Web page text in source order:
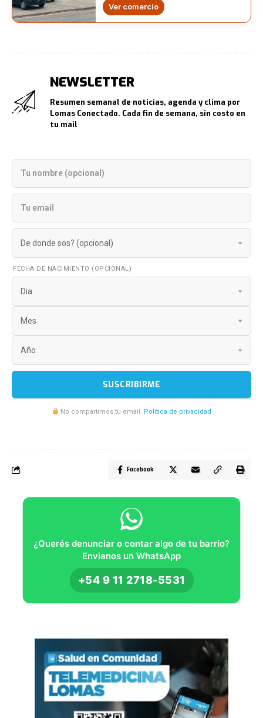
Ver comercio
NEWSLETTER
Resumen semanal de noticias, agenda y clima por
Lomas Conectado. Cada fin de semana, sin costo en
tu mail
FECHA DE NACIMIENTO (OPCIONAL)
SUSCRIBIRME
No compartimos tu email. Politica de privacidad
Facebook
¿Querés denunciar o contar algo de tu barrio?
Envianos un WhatsApp
+54 9 11 2718-5531